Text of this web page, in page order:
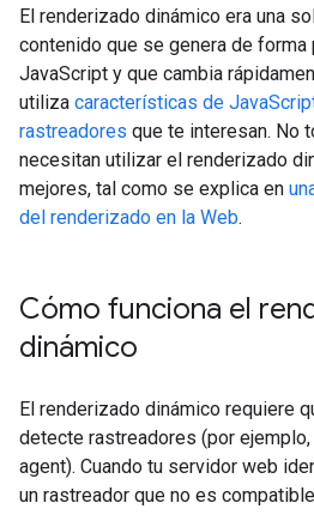
El renderizado dinámico era una
contenido que se genera de
JavaScript y que cambia
utiliza características de
rastreadores que te interesan. No
necesitan utilizar el renderizado
mejores, tal como se explica en
del renderizado en la Web.
Cómo funciona el
dinámico
El renderizado dinámico requiere
detecte rastreadores (por
agent). Cuando tu servidor web
un rastreador que no es